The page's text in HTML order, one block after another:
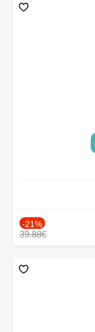
-21%
39.88€